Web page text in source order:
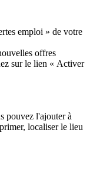
emploi » de votre
offres
sur le lien « Activer
pouvez l'ajouter à
localiser le lieu